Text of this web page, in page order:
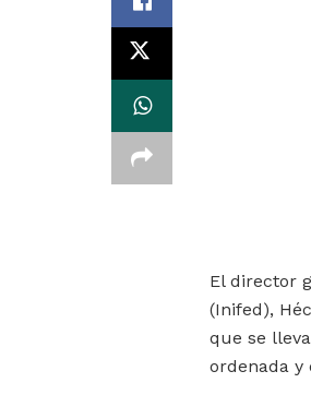
El director
(Inifed),
que se
ordenada y